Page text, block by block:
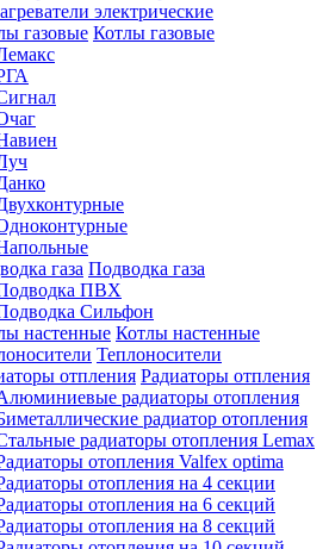
электрические
Котлы газовые
Подводка газа
ПВХ
Сильфон
Котлы настенные
Теплоносители
Радиаторы отпления
радиаторы отопления
радиатор отопления
радиаторы отопления Lemax
отопления Valfex optima
отопления на 4 секции
отопления на 6 секций
отопления на 8 секций